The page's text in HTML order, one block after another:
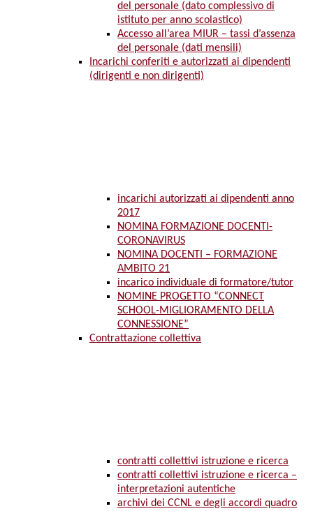
del personale (dato complessivo di
istituto per anno scolastico)
Accesso all’area MIUR – tassi d’assenza
del personale (dati mensili)
Incarichi conferiti e autorizzati ai dipendenti
(dirigenti e non dirigenti)
incarichi autorizzati ai dipendenti anno
2017
NOMINA FORMAZIONE DOCENTI-
CORONAVIRUS
NOMINA DOCENTI – FORMAZIONE
AMBITO 21
incarico individuale di formatore/tutor
NOMINE PROGETTO “CONNECT
SCHOOL-MIGLIORAMENTO DELLA
CONNESSIONE”
Contrattazione collettiva
contratti collettivi istruzione e ricerca
contratti collettivi istruzione e ricerca –
interpretazioni autentiche
archivi dei CCNL e degli accordi quadro